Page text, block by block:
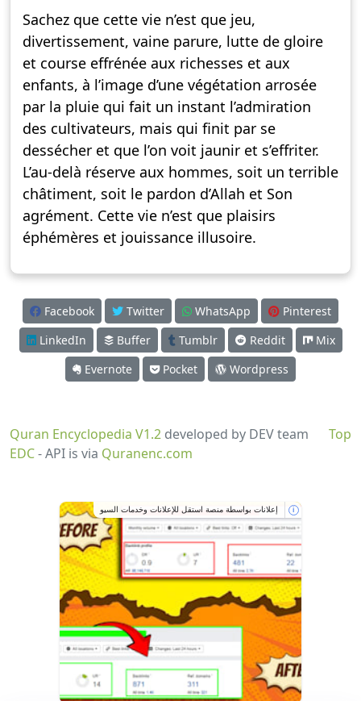
Sachez que cette vie n’est que jeu,
divertissement, vaine parure, lutte de gloire
et course effrénée aux richesses et aux
enfants, à l’image d’une végétation arrosée
par la pluie qui fait un instant l’admiration
des cultivateurs, mais qui finit par se
dessécher et que l’on voit jaunir et s’effriter.
L’au-delà réserve aux hommes, soit un terrible
châtiment, soit le pardon d’Allah et Son
agrément. Cette vie n’est que plaisirs
éphémères et jouissance illusoire.
Facebook Twitter WhatsApp
Pinterest
LinkedIn
Buffer Tumblr Reddit
Mix
Evernote
Pocket Wordpress
Top
Quran Encyclopedia V1.2 developed by DEV team
EDC- API is via Quranenc.com
إعلانات بواسطة منصة استقل للإعلانات وخدمات السيو i